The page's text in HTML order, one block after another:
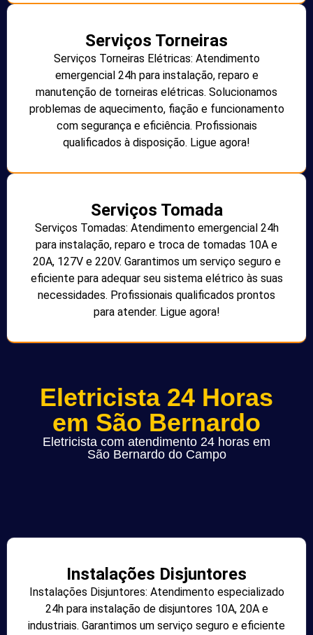
Serviços Torneiras
Serviços Torneiras Elétricas: Atendimento
emergencial 24h para instalação, reparo e
manutenção de torneiras elétricas. Solucionamos
problemas de aquecimento, fiação e funcionamento
com segurança e eficiência. Profissionais
qualificados à disposição. Ligue agora!
Serviços Tomada
Serviços Tomadas: Atendimento emergencial 24h
para instalação, reparo e troca de tomadas 10A e
20A, 127V e 220V. Garantimos um serviço seguro e
eficiente para adequar seu sistema elétrico às suas
necessidades. Profissionais qualificados prontos
para atender. Ligue agora!
Eletricista 24 Horas
em São Bernardo
Eletricista com atendimento 24 horas em
São Bernardo do Campo
Instalações Disjuntores
Instalações Disjuntores: Atendimento especializado
24h para instalação de disjuntores 10A, 20A e
industriais. Garantimos um serviço seguro e eficiente